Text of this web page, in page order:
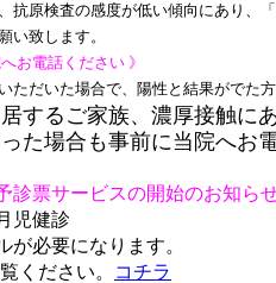
抗原検査の感度が低い傾向にあり、
い致します。
お電話ください 》
ただいた場合で、陽性と結果がでた方
するご家族、濃厚接触に
た場合も事前に当院へお
診票サービスの開始のお知ら
児健診
が必要になります。
ください。
コチラ